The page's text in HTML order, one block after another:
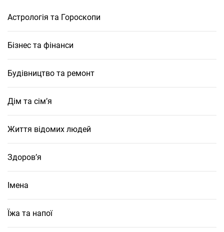
Астрологія та Гороскопи
Бізнес та фінанси
Будівництво та ремонт
Дім та сім’я
Життя відомих людей
Здоров’я
Імена
Їжа та напої